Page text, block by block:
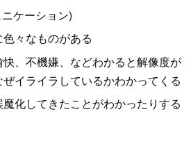
ケーション)
々なものがある
、不機嫌、などわかると解像度が
イライラしているかわかってくる
化してきたことがわかったりする